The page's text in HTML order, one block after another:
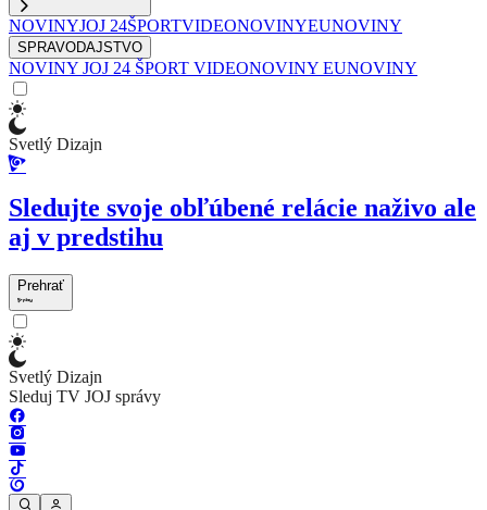
NOVINYJOJ 24ŠPORTVIDEONOVINYEUNOVINY
SPRAVODAJSTVO
NOVINY JOJ 24 ŠPORT VIDEONOVINY EUNOVINY
Svetlý Dizajn
Sledujte svoje obľúbené relácie naživo ale
aj v predstihu
Prehrať
Svetlý Dizajn
Sleduj TV JOJ správy